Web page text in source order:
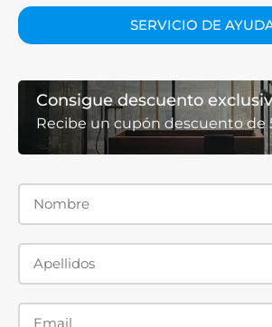
SERVICIO DE
Consigue descuento
Recibe un cupón descuento de